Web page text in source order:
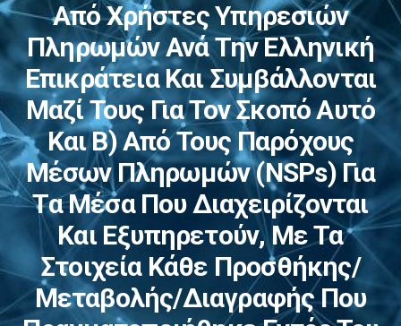
Από Χρήστες Υπηρεσιών
Πληρωμών Ανά Την Ελληνική
Επικράτεια Και Συμβάλλονται
Μαζί Τους Για Τον Σκοπό Αυτό
Και Β) Από Τους Παρόχους
Μέσων Πληρωμών (NSPs) Για
Τα Μέσα Που Διαχειρίζονται
Και Εξυπηρετούν, Με Τα
Στοιχεία Κάθε Προσθήκης/
Μεταβολής/διαγραφής Που